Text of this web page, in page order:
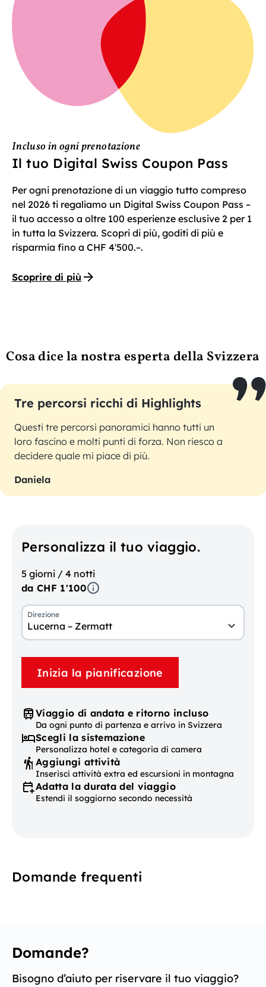
Incluso in ogni prenotazione
Il tuo Digital Swiss Coupon Pass
Per ogni prenotazione di un viaggio tutto compreso
nel 2026 ti regaliamo un Digital Swiss Coupon Pass –
il tuo accesso a oltre 100 esperienze esclusive 2 per 1
in tutta la Svizzera. Scopri di più, goditi di più e
risparmia fino a CHF 4'500.–.
Scoprire di più
Cosa dice la nostra esperta della Svizzera
Tre percorsi ricchi di Highlights
Questi tre percorsi panoramici hanno tutti un
loro fascino e molti punti di forza. Non riesco a
decidere quale mi piace di più.
Daniela
Personalizza il tuo viaggio.
5 giorni / 4 notti
da CHF 1'100
Direzione
Lucerna – Zermatt
Inizia la pianificazione
Viaggio di andata e ritorno incluso
Da ogni punto di partenza e arrivo in Svizzera
Scegli la sistemazione
Personalizza hotel e categoria di camera
Aggiungi attività
Inserisci attività extra ed escursioni in montagna
Adatta la durata del viaggio
Estendi il soggiorno secondo necessità
Domande frequenti
Domande?
Bisogno d’aiuto per riservare il tuo viaggio?